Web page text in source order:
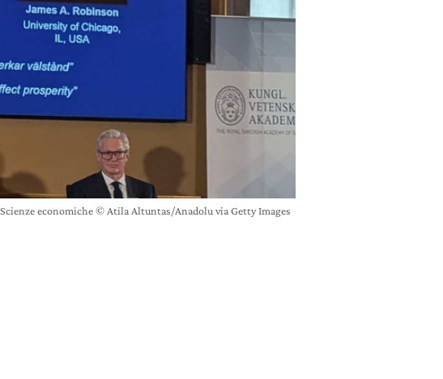
economiche © Atila Altuntas/Anadolu via Getty Images